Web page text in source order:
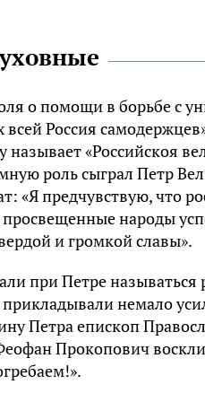
о помощи в борьбе с
Россия
называет «Российскоя
роль сыграл Петр
«Я предчувствую, что
народы
и громкой славы».
при Петре называться
немало
Петра епископ
Прокопович